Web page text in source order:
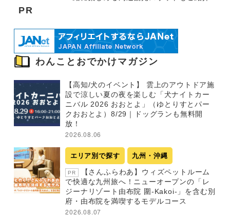
PR
わんことおでかけマガジン
【高知/犬のイベント】 雲上のアウトドア施
設で涼しい夏の夜を楽しむ「犬ナイトカー
ニバル 2026 おおとよ」（ゆとりすとパー
クおおとよ）8/29｜ドッグランも無料開
放！
2026.08.06
エリア別で探す 九州・沖縄
PR
【さんふらわあ】ウィズペットルーム
で快適な九州旅へ！ニューオープンの「レ
ジーナリゾート由布院 圍-Kakoi-」を含む別
府・由布院を満喫するモデルコース
2026.08.07